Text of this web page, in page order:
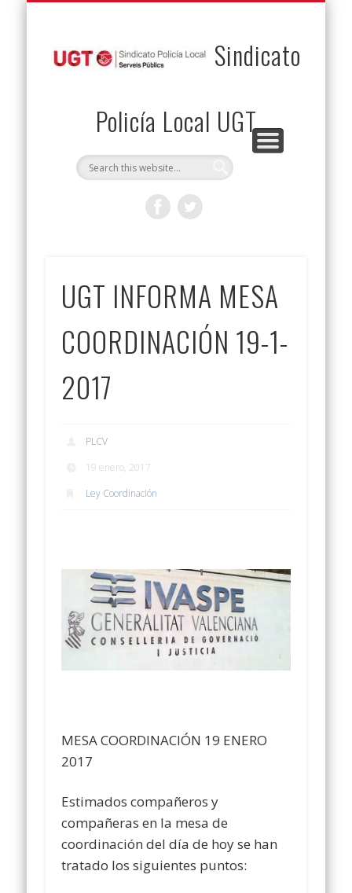
Sindicato
Policía Local UGT
UGT INFORMA MESA
COORDINACIÓN 19-1-
2017
PLCV
19 enero, 2017
Ley Coordinación
MESA COORDINACIÓN 19 ENERO
2017
Estimados compañeros y
compañeras en la mesa de
coordinación del día de hoy se han
tratado los siguientes puntos: